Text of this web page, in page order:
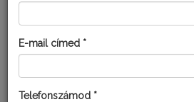
MEGOLDÁSOK
E-mail címed *
Telefonszámod *